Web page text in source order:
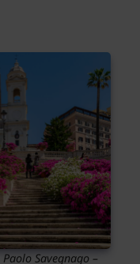
Paolo Savegnago –